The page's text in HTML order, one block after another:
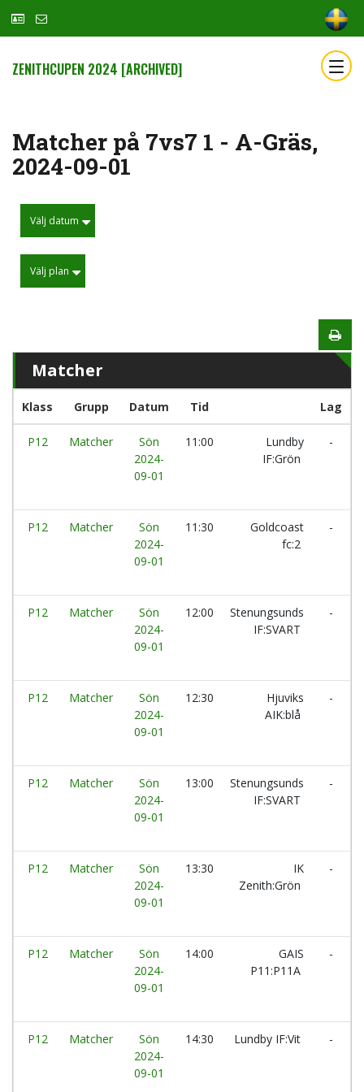
ZENITHCUPEN 2024 [ARCHIVED]
Matcher på 7vs7 1 - A-Gräs,
2024-09-01
Välj datum
Välj plan
Matcher
Klass Grupp Datum Tid Lag
P12 Matcher
Sön
2024-
09-01
11:00
Lundby
IF:Grön
-
P12 Matcher
Sön
2024-
09-01
11:30
Goldcoast
fc:2
-
P12 Matcher
Sön
2024-
09-01
12:00
Stenungsunds
IF:SVART
-
P12 Matcher
Sön
2024-
09-01
12:30
Hjuviks
AIK:blå
-
P12 Matcher
Sön
2024-
09-01
13:00
Stenungsunds
IF:SVART
-
P12 Matcher
Sön
2024-
09-01
13:30
IK
Zenith:Grön
-
P12 Matcher
Sön
2024-
09-01
14:00
GAIS
P11:P11A
-
P12 Matcher
Sön
2024-
09-01
14:30 Lundby IF:Vit -